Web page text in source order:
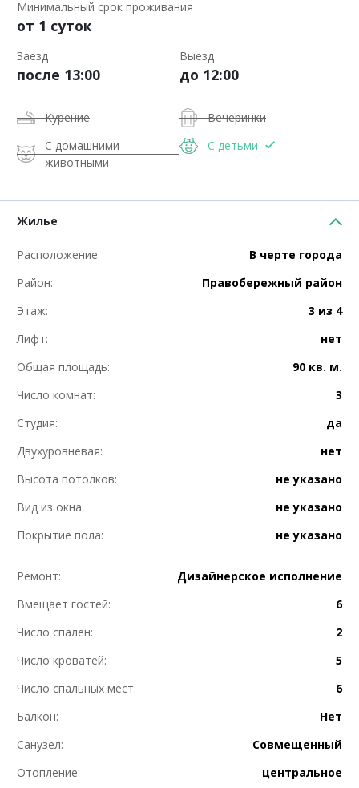
Минимальный срок проживания
от 1 суток
Заезд
после 13:00
Выезд
до 12:00
Курение
Вечеринки
С домашними
животными
С детьми
Жилье
Расположение:
В черте города
Район:
Правобережный район
Этаж:
3 из 4
Лифт:
нет
Общая площадь:
90 кв. м.
Число комнат:
3
Студия:
да
Двухуровневая:
нет
Высота потолков:
не указано
Вид из окна:
не указано
Покрытие пола:
не указано
Ремонт:
Дизайнерское исполнение
Вмещает гостей:
6
Число спален:
2
Число кроватей:
5
Число спальных мест:
6
Балкон:
Нет
Санузел:
Совмещенный
Отопление:
центральное